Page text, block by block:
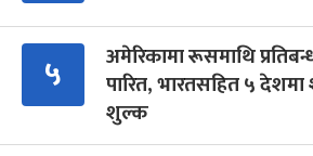
५
अमेरिकामा रूसमाथि
पारित, भारतसहित ५
शुल्क